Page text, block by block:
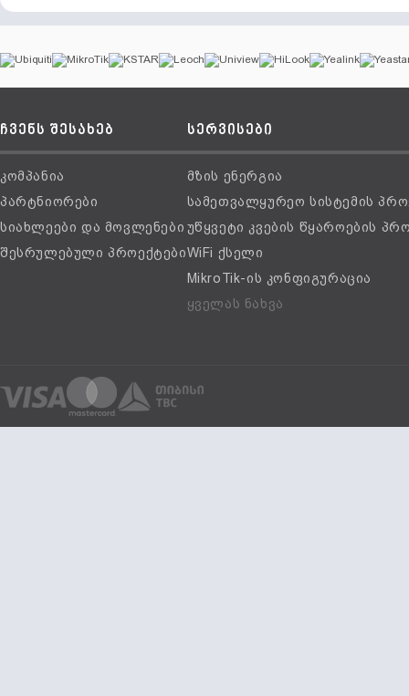
ჩვენს შესახებ
კომპანია
პარტნიორები
სიახლეები და მოვლენები
შესრულებული პროექტები
სერვისები
მზის ენერგია
სამეთვალყურეო სისტემის
უწყვეტი კვების წყაროების
WiFi ქსელი
MikroTik-ის კონფიგურაცია
ყველას ნახვა